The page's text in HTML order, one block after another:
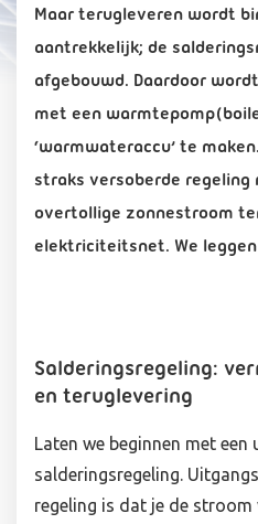
Maar terugleveren wordt
aantrekkelijk; de
afgebouwd. Daardoor
met een
‘warmwateraccu’ te
straks versoberde regeling
overtollige zonnestroom
elektriciteitsnet. We
Salderingsregeling:
en teruglevering
Laten we beginnen met
salderingsregeling.
regeling is dat je de stroom